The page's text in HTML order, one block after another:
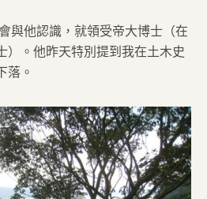
與他認識，就領受帝大博士（在
）。他昨天特別提到我在土木史
落。